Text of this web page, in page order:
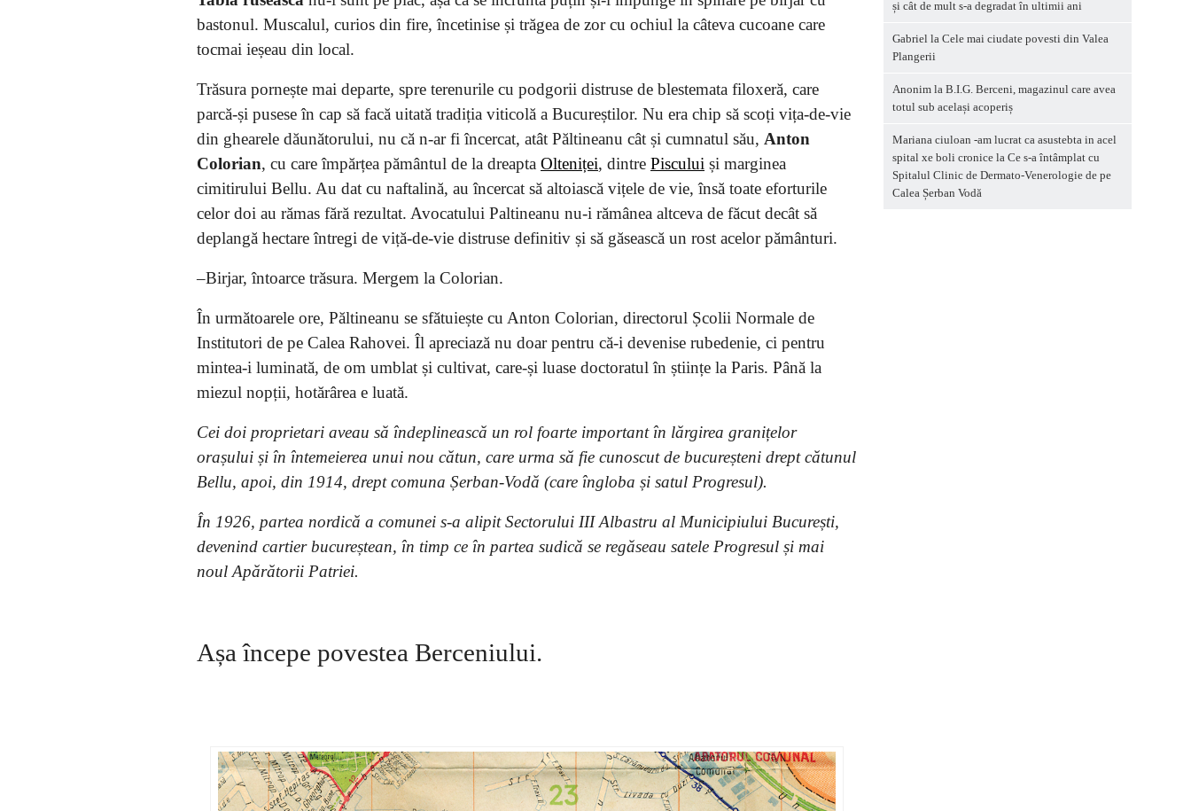
bastonul. Muscalul, curios din fire, încetinise și trăgea de zor cu ochiul la câteva cucoane care
tocmai ieșeau din local.
Trăsura pornește mai departe, spre terenurile cu podgorii distruse de blestemata filoxeră, care
parcă-și pusese în cap să facă uitată tradiția viticolă a Bucureștilor. Nu era chip să scoți vița-de-vie
din ghearele dăunătorului, nu că n-ar fi încercat, atât Păltineanu cât și cumnatul său,Anton
Colorian, cu care împărțea pământul de la dreaptaOlteniței, dintrePiscului și marginea
cimitirului Bellu. Au dat cu naftalină, au încercat să altoiască vițele de vie, însă toate eforturile
celor doi au rămas fără rezultat. Avocatului Paltineanu nu-i rămânea altceva de făcut decât să
deplangă hectare întregi de viță-de-vie distruse definitiv și să găsească un rost acelor pământuri.
–Birjar, întoarce trăsura. Mergem la Colorian.
În următoarele ore, Păltineanu se sfătuiește cu Anton Colorian, directorul Școlii Normale de
Institutori de pe Calea Rahovei. Îl apreciază nu doar pentru că-i devenise rubedenie, ci pentru
mintea-i luminată, de om umblat și cultivat, care-și luase doctoratul în științe la Paris. Până la
miezul nopții, hotărârea e luată.
Cei doi proprietari aveau să îndeplinească un rol foarte important în lărgirea granițelor
orașului și în întemeierea unui nou cătun, care urma să fie cunoscut de bucureșteni drept cătunul
Bellu, apoi, din 1914, drept comuna Șerban-Vodă (care îngloba și satul Progresul).
În 1926, partea nordică a comunei s-a alipit Sectorului III Albastru al Municipiului București,
devenind cartier bucureștean, în timp ce în partea sudică se regăseau satele Progresul și mai
noul Apărătorii Patriei.
Așa începe povestea Berceniului.
și cât de mult s-a degradat în ultimii ani
Gabriel la Cele mai ciudate povesti din Valea
Plangerii
Anonim la B.I.G. Berceni, magazinul care avea
totul sub același acoperiș
Mariana ciuloan -am lucrat ca asustebta in acel
spital xe boli cronice la Ce s-a întâmplat cu
Spitalul Clinic de Dermato-Venerologie de pe
Calea Șerban Vodă